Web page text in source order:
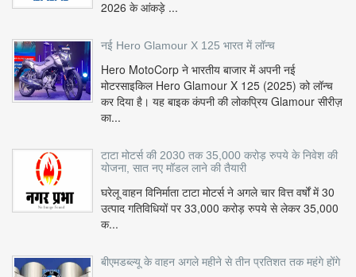
2026 के आंकड़े ...
नई Hero Glamour X 125 भारत में लॉन्च
Hero MotoCorp ने भारतीय बाजार में अपनी नई
मोटरसाइकिल Hero Glamour X 125 (2025) को लॉन्च
कर दिया है। यह बाइक कंपनी की लोकप्रिय Glamour सीरीज़
का...
टाटा मोटर्स की 2030 तक 35,000 करोड़ रुपये के निवेश की
योजना, सात नए मॉडल लाने की तैयारी
घरेलू वाहन विनिर्माता टाटा मोटर्स ने अगले चार वित्त वर्षों में 30
उत्पाद गतिविधियों पर 33,000 करोड़ रुपये से लेकर 35,000
क...
बीएमडब्ल्यू के वाहन अगले महीने से तीन प्रतिशत तक महंगे होंगे